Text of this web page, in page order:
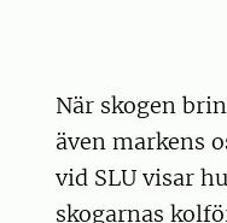
När skogen
även markens
vid SLU visar
skogarnas